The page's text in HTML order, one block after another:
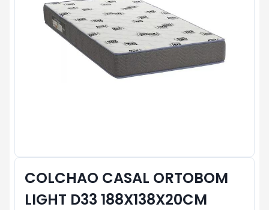
COLCHAO CASAL ORTOBOM
LIGHT D33 188X138X20CM